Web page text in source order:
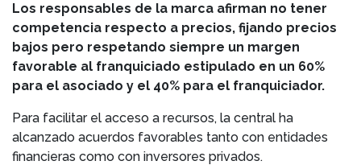
Los responsables de la marca afirman no tener
competencia respecto a precios, fijando precios
bajos pero respetando siempre un margen
favorable al franquiciado estipulado en un 60%
para el asociado y el 40% para el franquiciador.
Para facilitar el acceso a recursos, la central ha
alcanzado acuerdos favorables tanto con entidades
financieras como con inversores privados.